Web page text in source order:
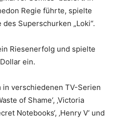
Regie führte, spielte
Superschurken „Loki“.
Riesenerfolg und spielte
ein.
in verschiedenen TV-Serien
of Shame‘, ‚Victoria
Notebooks‘, ‚Henry V‘ und